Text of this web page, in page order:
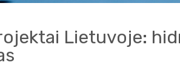
Lietuvoje: